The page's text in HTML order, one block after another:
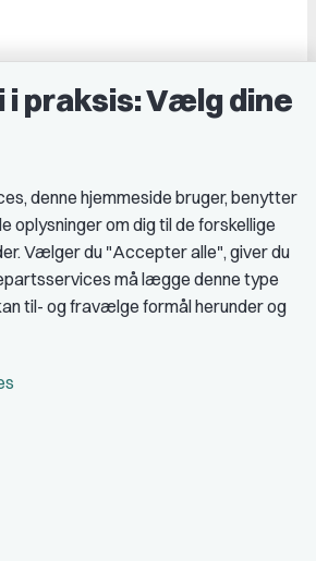
praksis: Vælg dine
denne hjemmeside bruger, benytter
oplysninger om dig til de forskellige
Vælger du "Accepter alle", giver du
må lægge denne type
til- og fravælge formål herunder og